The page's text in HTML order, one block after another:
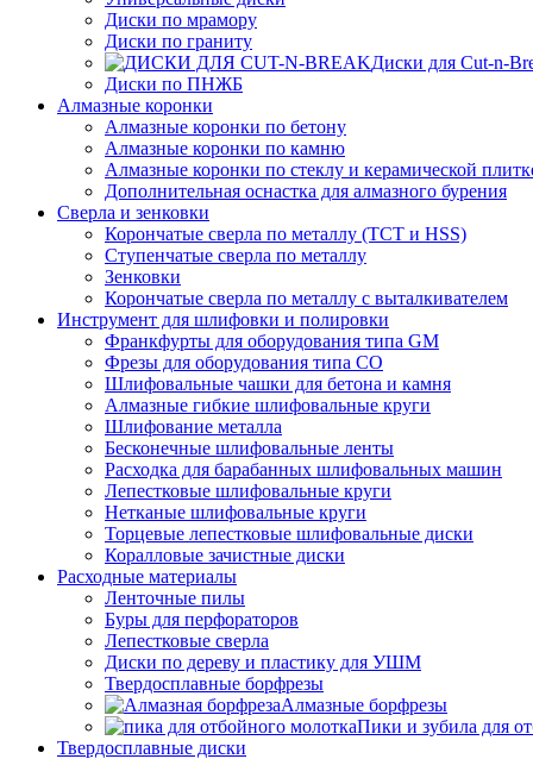
Диски по мрамору
Диски по граниту
Диски для Cut-n-
Диски по ПНЖБ
Алмазные коронки
Алмазные коронки по бетону
Алмазные коронки по камню
Алмазные коронки по стеклу и керамической
Дополнительная оснастка для алмазного бурения
Сверла и зенковки
Корончатые сверла по металлу (TCT и HSS)
Ступенчатые сверла по металлу
Зенковки
Корончатые сверла по металлу c выталкивателем
Инструмент для шлифовки и полировки
Франкфурты для оборудования типа GM
Фрезы для оборудования типа СО
Шлифовальные чашки для бетона и камня
Алмазные гибкие шлифовальные круги
Шлифование металла
Бесконечные шлифовальные ленты
Расходка для барабанных шлифовальных машин
Лепестковые шлифовальные круги
Нетканые шлифовальные круги
Торцевые лепестковые шлифовальные диски
Коралловые зачистные диски
Расходные материалы
Ленточные пилы
Буры для перфораторов
Лепестковые сверла
Диски по дереву и пластику для УШМ
Твердосплавные борфрезы
Алмазные борфрезы
Пики и зубила для
Твердосплавные диски